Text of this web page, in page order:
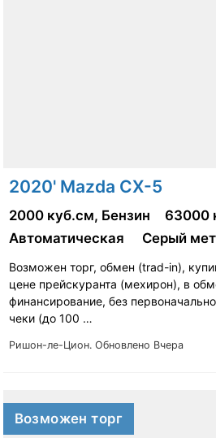
2020' Mazda CX-5
Ришон-ле-Цион. Обновлено Вчера
2000 куб.см, Бензин
63000
Автоматическая
Серый
Возможен торг, обмен (trad-in),
цене прейскуранта (мехирон), в
финансирование, без
чеки (до 100 …
Возможен торг